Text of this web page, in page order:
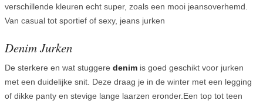
verschillende kleuren echt super, zoals een mooi jeansoverhemd.
Van casual tot sportief of sexy, jeans jurken
Denim Jurken
De sterkere en wat stuggere denim is goed geschikt voor jurken
met een duidelijke snit. Deze draag je in de winter met een legging
of dikke panty en stevige lange laarzen eronder.Een top tot teen